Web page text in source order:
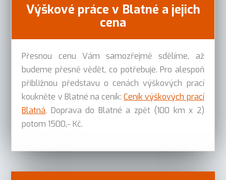
Výškové práce v Blatné a jejich
cena
Přesnou cenu Vám samozřejmě sdělíme, až
budeme přesně vědět, co potřebuje. Pro alespoň
přibližnou představu o cenách výškových prací
koukněte v Blatné na ceník:Ceník výškových prací
Blatná. Doprava do Blatné a zpět (100 km x 2)
potom 1500,- Kč.